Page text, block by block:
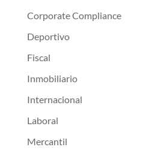
Corporate Compliance
Deportivo
Fiscal
Inmobiliario
Internacional
Laboral
Mercantil